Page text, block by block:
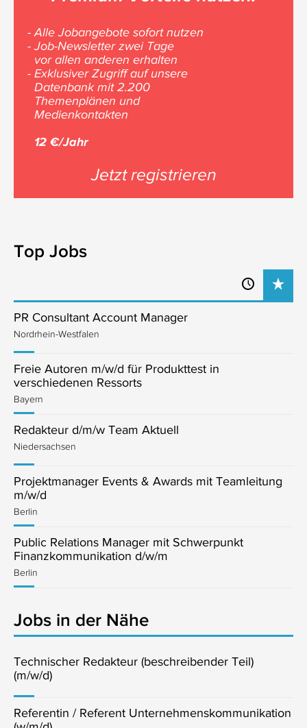
- Alle Jobangebote sofort nutzen
- Job-Newsletter zwei Tage
vor allen anderen erhalten
- Exklusiver Zugriff auf unsere
Datenbank mit 2.200
Themenplänen und
Medienkontakten
12 €/Jahr
Jetzt registrieren
Top Jobs
PR Consultant Account Manager
Nordrhein-Westfalen
Freie Autoren m/w/d für Produkttest in
verschiedenen Ressorts
Bayern
Redakteur d/m/w Team Aktuell
Niedersachsen
Projektmanager Events & Awards mit Teamleitung
m/w/d
Berlin
Public Relations Manager mit Schwerpunkt
Finanzkommunikation d/w/m
Berlin
Jobs in der Nähe
Technischer Redakteur (beschreibender Teil)
(m/w/d)
Referentin / Referent Unternehmenskommunikation